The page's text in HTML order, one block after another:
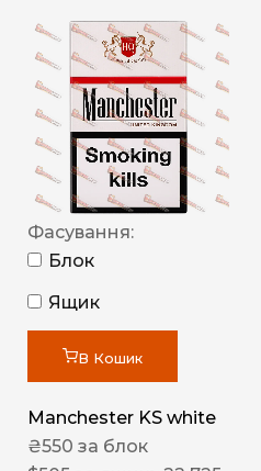
Фасування:
Блок
Ящик
В Кошик
Manchester KS white
₴550 за блок